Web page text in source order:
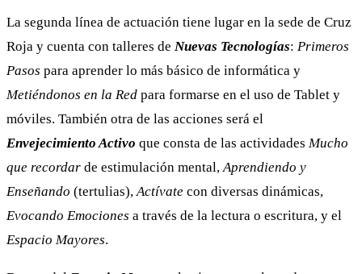
La segunda línea de actuación tiene lugar en la sede de Cruz
Roja y cuenta con talleres de Nuevas Tecnologías: Primeros
Pasos para aprender lo más básico de informática y
Metiéndonos en la Red para formarse en el uso de Tablet y
móviles. También otra de las acciones será el
Envejecimiento Activo que consta de las actividades Mucho
que recordar de estimulación mental,Aprendiendo y
Enseñando (tertulias),Actívate con diversas dinámicas,
Evocando Emociones a través de la lectura o escritura, y el
Espacio Mayores.